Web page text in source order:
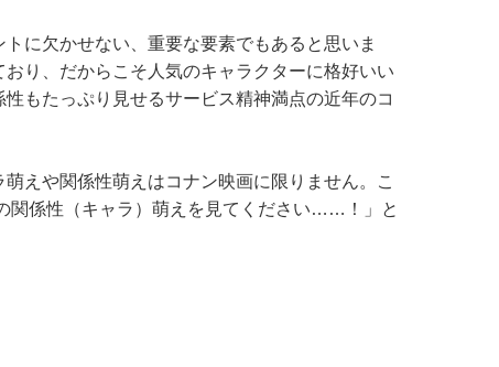
に欠かせない、重要な要素でもあると思いま
り、だからこそ人気のキャラクターに格好いい
もたっぷり見せるサービス精神満点の近年のコ
えや関係性萌えはコナン映画に限りません。こ
関係性（キャラ）萌えを見てください……！」と